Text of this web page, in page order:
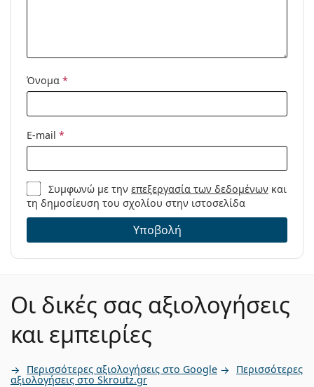
Όνομα *
E-mail *
Συμφωνώ με τηνεπεξεργασία των δεδομένων και
τη δημοσίευση του σχολίου στην ιστοσελίδα
Υποβολή
Οι δικές σας αξιολογήσεις
και εμπειρίες
Περισσότερες αξιολογήσεις στο Google Περισσότερες
αξιολογήσεις στο Skroutz.gr